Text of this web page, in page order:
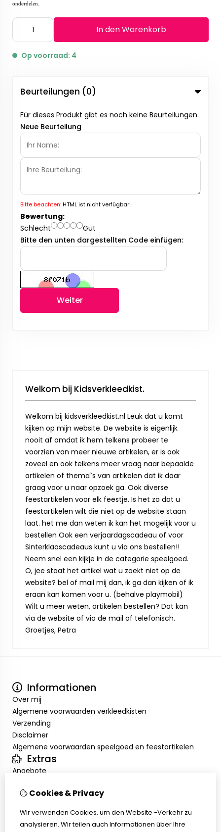
onderdelen.
In den Warenkorb
Op voorraad: 4
Beurteilungen (0)
Für dieses Produkt gibt es noch keine Beurteilungen.
Neue Beurteilung
Bitte beachten:HTML ist nicht verfügbar!
Bewertung:
Schlecht
Gut
Bitte den unten dargestellten Code einfügen:
Weiter
Welkom bij Kidsverkleedkist.
Welkom bij kidsverkleedkist.nl Leuk dat u komt
kijken op mijn website. De website is eigenlijk
nooit af omdat ik hem telkens probeer te
voorzien van meer nieuwe artikelen, er is ook
zoveel en ook telkens meer vraag naar bepaalde
artikelen of thema`s van artikelen dat ik daar
graag voor u naar opzoek ga. Ook diverse
feestartikelen voor elk feestje. Is het zo dat u
feestartikelen wilt die niet op de website staan
laat. het me dan weten ik kan het mogelijk voor u
bestellen Ook een verjaardagscadeau of voor
Sinterklaascadeaus kunt u via ons bestellen!!
Neem snel een kijkje in de categorie speelgoed.
O, jee staat het artikel wat u zoekt niet op de
website? bel of mail mij dan, ik ga dan kijken of ik
eraan kan komen voor u. (behalve playmobil)
Wilt u meer weten, artikelen bestellen? Dat kan
via de website of via de mail of telefonisch.
Groetjes, Petra
Informationen
Over mij
Algemene voorwaarden verkleedkisten
Verzending
Disclaimer
Algemene voorwaarden speelgoed en feestartikelen
Extras
Angebote
InloggenCookies & Privacy
Wir verwenden Cookies, um den Website -Verkehr zu
analysieren. Wir teilen auch Informationen über Ihre